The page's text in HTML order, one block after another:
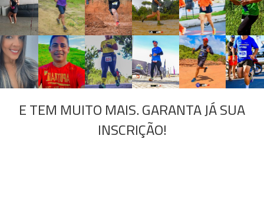
E TEM MUITO MAIS. GARANTA JÁ SUA
INSCRIÇÃO!